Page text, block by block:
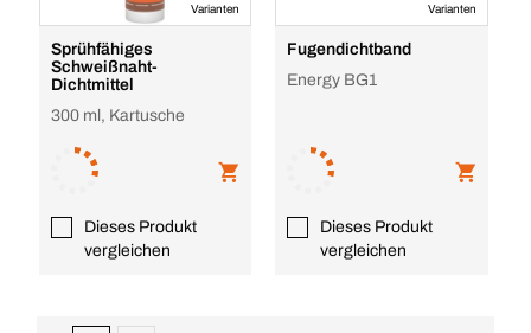
Varianten
Sprühfähiges
Schweißnaht-
Dichtmittel
300 ml, Kartusche
Dieses Produkt
vergleichen
Varianten
Fugendichtband
Energy BG1
Dieses Produkt
vergleichen